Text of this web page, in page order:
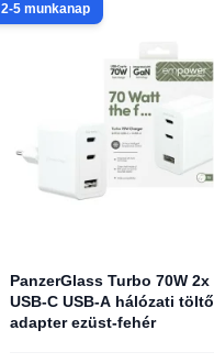
2-5 munkanap
PanzerGlass Turbo 70W 2x
USB-C USB-A hálózati töltő
adapter ezüst-fehér